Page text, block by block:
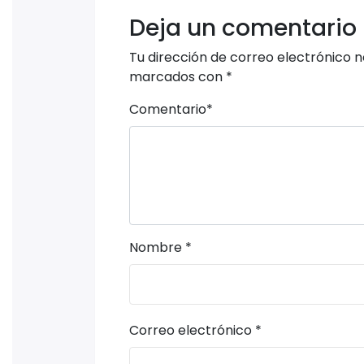
Deja un comentario
Tu dirección de correo electrónico
marcados con *
Comentario*
Nombre *
Correo electrónico *